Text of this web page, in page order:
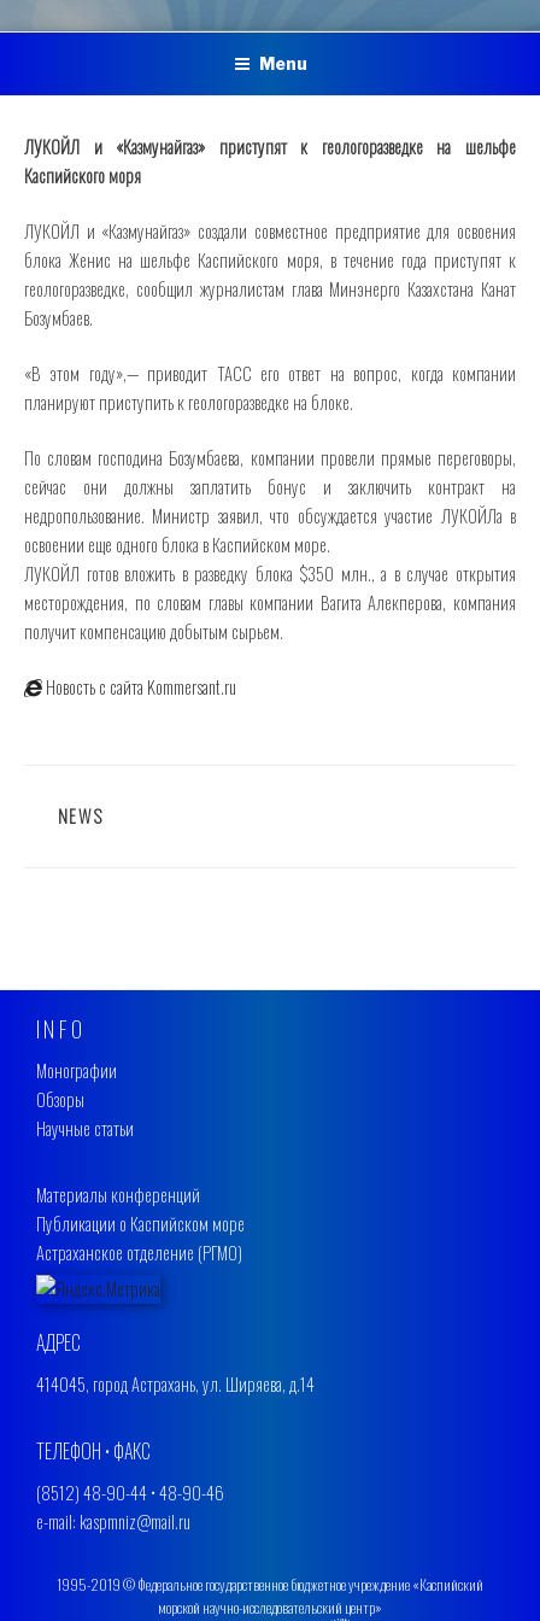
Menu
ЛУКОЙЛ и «Казмунайгаз» приступят к геологоразведке на шельфе
Каспийского моря
ЛУКОЙЛ и «Казмунайгаз» создали совместное предприятие для освоения
блока Женис на шельфе Каспийского моря, в течение года приступят к
геологоразведке, сообщил журналистам глава Минэнерго Казахстана Канат
Бозумбаев.
«В этом году»,— приводит ТАСС его ответ на вопрос, когда компании
планируют приступить к геологоразведке на блоке.
По словам господина Бозумбаева, компании провели прямые переговоры,
сейчас они должны заплатить бонус и заключить контракт на
недропользование. Министр заявил, что обсуждается участие ЛУКОЙЛа в
освоении еще одного блока в Каспийском море.
ЛУКОЙЛ готов вложить в разведку блока $350 млн., а в случае открытия
месторождения, по словам главы компании Вагита Алекперова, компания
получит компенсацию добытым сырьем.
Новость с сайта Kommersant.ru
CATEGORIES
NEWS
INFO
Монографии
Обзоры
Научные статьи
Материалы конференций
Публикации о Каспийском море
Астраханское отделение (РГМО)
АДРЕС
414045, город Астрахань, ул. Ширяева, д.14
ТЕЛЕФОН • ФАКС
(8512) 48-90-44 • 48-90-46
e-mail: kaspmniz@mail.ru
1995-2019 © Федеральное государственное бюджетное учреждение «Каспийский
морской научно-исследовательский центр»